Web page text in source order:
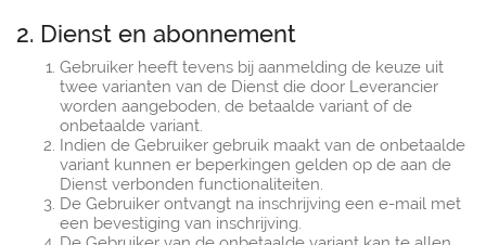
2. Dienst en abonnement
Gebruiker heeft tevens bij aanmelding de keuze uit
twee varianten van de Dienst die door Leverancier
worden aangeboden, de betaalde variant of de
onbetaalde variant.
Indien de Gebruiker gebruik maakt van de onbetaalde
variant kunnen er beperkingen gelden op de aan de
Dienst verbonden functionaliteiten.
De Gebruiker ontvangt na inschrijving een e-mail met
een bevestiging van inschrijving.